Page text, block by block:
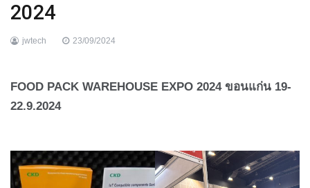
2024
jwtech 23/09/2024
FOOD PACK WAREHOUSE EXPO 2024 ขอนแก่น 19-
22.9.2024